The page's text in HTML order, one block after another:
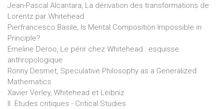
Jean-Pascal Alcantara, La dérivation des transformations de
Lorentz par Whitehead
Pierfrancesco Basile, Is Mental Composition Impossible in
Principle?
Emeline Deroo, Le périr chez Whitehead : esquisse
anthropologique
Ronny Desmet, Speculative Philosophy as a Generalized
Mathematics
Xavier Verley, Whitehead et Leibniz
II. Etudes critiques - Critical Studies